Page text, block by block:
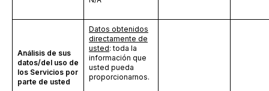
Análisis de sus
datos/del uso de
los Servicios por
parte de usted
Datos obtenidos
directamente de
usted: toda la
información que
usted pueda
proporcionarnos.